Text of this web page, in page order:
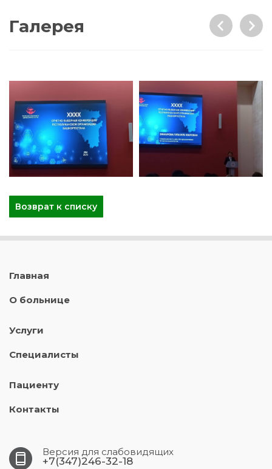
Галерея
Возврат к списку
Главная
О больнице
Услуги
Специалисты
Пациенту
Контакты
Версия для слабовидящих
+7(347)246-32-18